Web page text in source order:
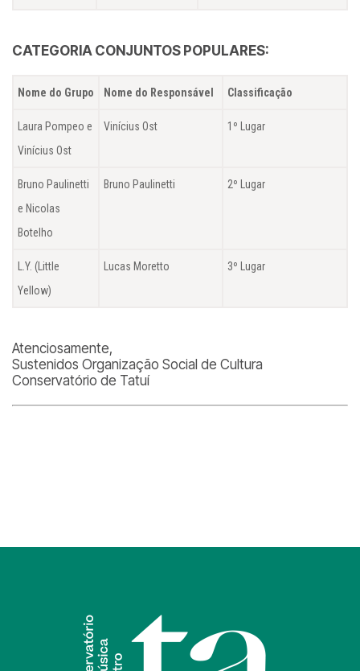
CATEGORIA CONJUNTOS POPULARES:
Nome do Grupo Nome do Responsável Classificação
Laura Pompeo e
Vinícius Ost
Vinícius Ost 1º Lugar
Bruno Paulinetti
e Nicolas
Botelho
Bruno Paulinetti 2º Lugar
L.Y. (Little
Yellow)
Lucas Moretto 3º Lugar
Atenciosamente,
Sustenidos Organização Social de Cultura
Conservatório de Tatuí